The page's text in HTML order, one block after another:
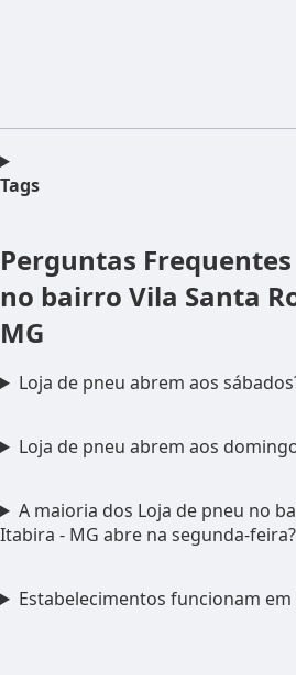
Tags
Perguntas Frequentes
no bairro Vila Santa
MG
Loja de pneu abrem aos
Loja de pneu abrem aos
A maioria dos Loja de pneu no
Itabira - MG abre na segunda-feira?
Estabelecimentos funcionam